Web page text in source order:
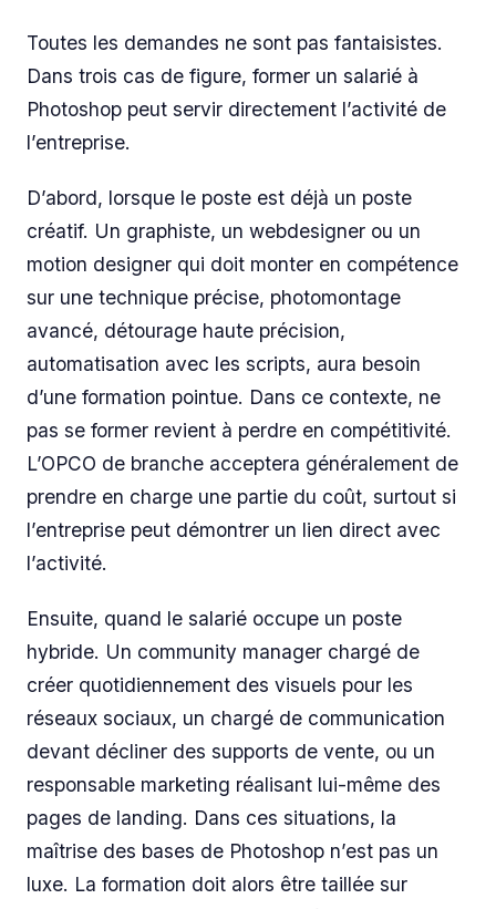
Toutes les demandes ne sont pas fantaisistes.
Dans trois cas de figure, former un salarié à
Photoshop peut servir directement l’activité de
l’entreprise.
D’abord, lorsque le poste est déjà un poste
créatif. Un graphiste, un webdesigner ou un
motion designer qui doit monter en compétence
sur une technique précise, photomontage
avancé, détourage haute précision,
automatisation avec les scripts, aura besoin
d’une formation pointue. Dans ce contexte, ne
pas se former revient à perdre en compétitivité.
L’OPCO de branche acceptera généralement de
prendre en charge une partie du coût, surtout si
l’entreprise peut démontrer un lien direct avec
l’activité.
Ensuite, quand le salarié occupe un poste
hybride. Un community manager chargé de
créer quotidiennement des visuels pour les
réseaux sociaux, un chargé de communication
devant décliner des supports de vente, ou un
responsable marketing réalisant lui-même des
pages de landing. Dans ces situations, la
maîtrise des bases de Photoshop n’est pas un
luxe. La formation doit alors être taillée sur